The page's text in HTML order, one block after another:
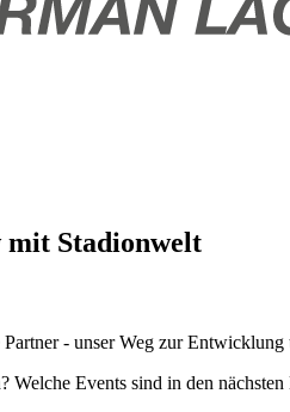
Stadionwelt
- unser Weg zur Entwicklung
Events sind in den